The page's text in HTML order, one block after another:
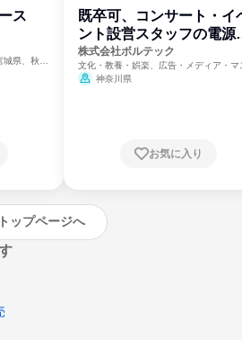
ス
県、秋田
児島県、
既卒可、コンサート・イ
ント設営スタッフの電源
門
株式会社ボルテック
文化・教養・娯楽、広告・メディア・マ
ミ、電力・ガス・水道・エネルギー
神奈川県
お気に入り
トップページへ